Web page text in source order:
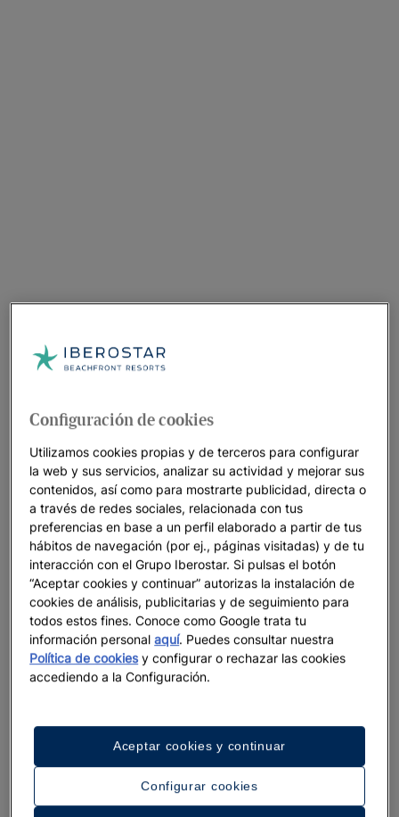
Configuración de cookies
Utilizamos cookies propias y de terceros para configurar
la web y sus servicios, analizar su actividad y mejorar sus
contenidos, así como para mostrarte publicidad, directa o
a través de redes sociales, relacionada con tus
preferencias en base a un perfil elaborado a partir de tus
hábitos de navegación (por ej., páginas visitadas) y de tu
interacción con el Grupo Iberostar. Si pulsas el botón
“Aceptar cookies y continuar” autorizas la instalación de
cookies de análisis, publicitarias y de seguimiento para
todos estos fines. Conoce como Google trata tu
información personalaquí. Puedes consultar nuestra
Política de cookiesy configurar o rechazar las cookies
accediendo a la Configuración.
Configurar cookies
Aceptar cookies y continuar